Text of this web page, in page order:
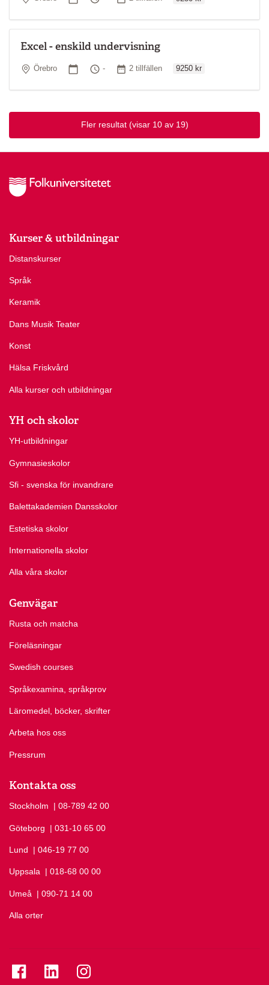
Excel - enskild undervisning
Plats
Örebro Startdatum
Tid
- Antal tillfällen
2 tillfällen 9250 kr
Fler resultat (visar 10 av 19)
Kurser & utbildningar
Distanskurser
Språk
Keramik
Dans Musik Teater
Konst
Hälsa Friskvård
Alla kurser och utbildningar
YH och skolor
YH-utbildningar
Gymnasieskolor
Sfi - svenska för invandrare
Balettakademien Dansskolor
Estetiska skolor
Internationella skolor
Alla våra skolor
Genvägar
Rusta och matcha
Föreläsningar
Swedish courses
Språkexamina, språkprov
Läromedel, böcker, skrifter
Arbeta hos oss
Pressrum
Kontakta oss
Stockholm Ring Stockholm på
| 08-789 42 00
Göteborg Ring Göteborg på
| 031-10 65 00
Lund Ring Lund på
| 046-19 77 00
Uppsala Ring Uppsala på
| 018-68 00 00
Umeå Ring Umeå på
| 090-71 14 00
Alla orter
Se folkuniversitetet på Facebook
Se folkuniversitetet på LinkedIn